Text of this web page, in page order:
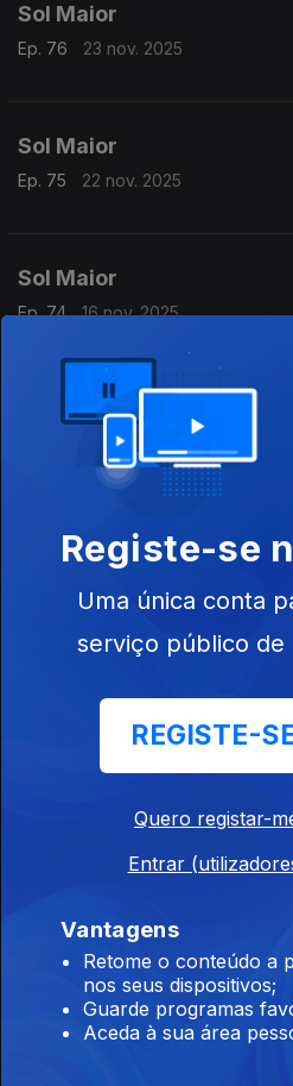
Sol Maior
Ep. 76 23 nov. 2025
Sol Maior
Ep. 75 22 nov. 2025
Sol Maior
Ep. 74 16 nov. 2025
Sol Maior
15 nov. 2025
Sol Maior
08 nov. 2025
Sol Maior
Ep. 69 01 nov. 2025
Registe-se
Uma única conta
serviço público de
REGISTE-
Quero registar-
Entrar
Vantagens
Retome o conteúdo a
nos seus dispositivos;
Guarde programas
Aceda à sua área